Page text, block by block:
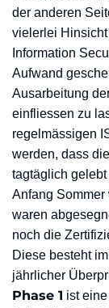
der anderen
vielerlei
Information
Aufwand
Ausarbeitung
einfliessen zu
regelmässigen
werden, dass
tagtäglich gelebt
Anfang
waren
noch die
Diese besteht
jährlicher
Phase 1 ist